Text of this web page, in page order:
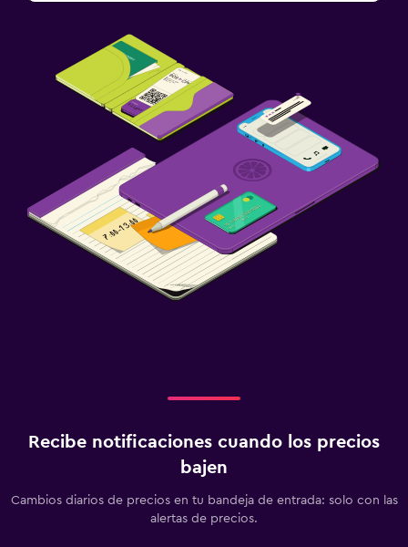
Recibe notificaciones cuando los precios
bajen
Cambios diarios de precios en tu bandeja de entrada: solo con las
alertas de precios.